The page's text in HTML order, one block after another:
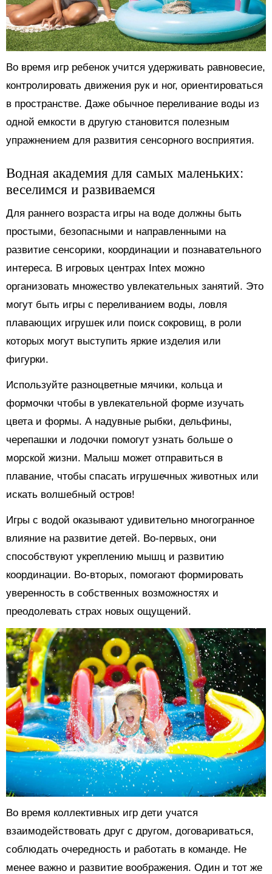
Во время игр ребенок учится удерживать равновесие,
контролировать движения рук и ног, ориентироваться
в пространстве. Даже обычное переливание воды из
одной емкости в другую становится полезным
упражнением для развития сенсорного восприятия.
Водная академия для самых маленьких:
веселимся и развиваемся
Для раннего возраста игры на воде должны быть
простыми, безопасными и направленными на
развитие сенсорики, координации и познавательного
интереса. В игровых центрах Intex можно
организовать множество увлекательных занятий. Это
могут быть игры с переливанием воды, ловля
плавающих игрушек или поиск сокровищ, в роли
которых могут выступить яркие изделия или
фигурки.
Используйте разноцветные мячики, кольца и
формочки чтобы в увлекательной форме изучать
цвета и формы. А надувные рыбки, дельфины,
черепашки и лодочки помогут узнать больше о
морской жизни. Малыш может отправиться в
плавание, чтобы спасать игрушечных животных или
искать волшебный остров!
Игры с водой оказывают удивительно многогранное
влияние на развитие детей. Во-первых, они
способствуют укреплению мышц и развитию
координации. Во-вторых, помогают формировать
уверенность в собственных возможностях и
преодолевать страх новых ощущений.
Во время коллективных игр дети учатся
взаимодействовать друг с другом, договариваться,
соблюдать очередность и работать в команде. Не
менее важно и развитие воображения. Один и тот же